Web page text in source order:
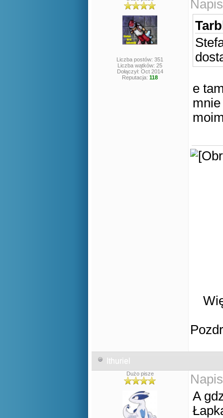
Liczba postów: 351
Liczba wątków: 25
Dołączył: Oct 2014
Reputacja: 118
e
Ithuriel
Dużo pisze
A